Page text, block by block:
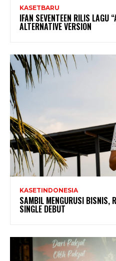
KASETBARU
IFAN SEVENTEEN RILIS LAGU
ALTERNATIVE VERSION
KASETINDONESIA
SAMBIL MENGURUSI BISNIS,
SINGLE DEBUT